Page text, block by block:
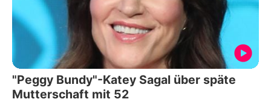
"Peggy Bundy"-Katey Sagal über späte
Mutterschaft mit 52